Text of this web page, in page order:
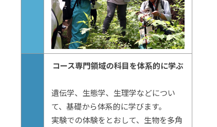
コース専門領域の科目を体系的に学ぶ
遺伝学、生態学、生理学などについ
て、基礎から体系的に学びます。
実験での体験をとおして、生物を多角